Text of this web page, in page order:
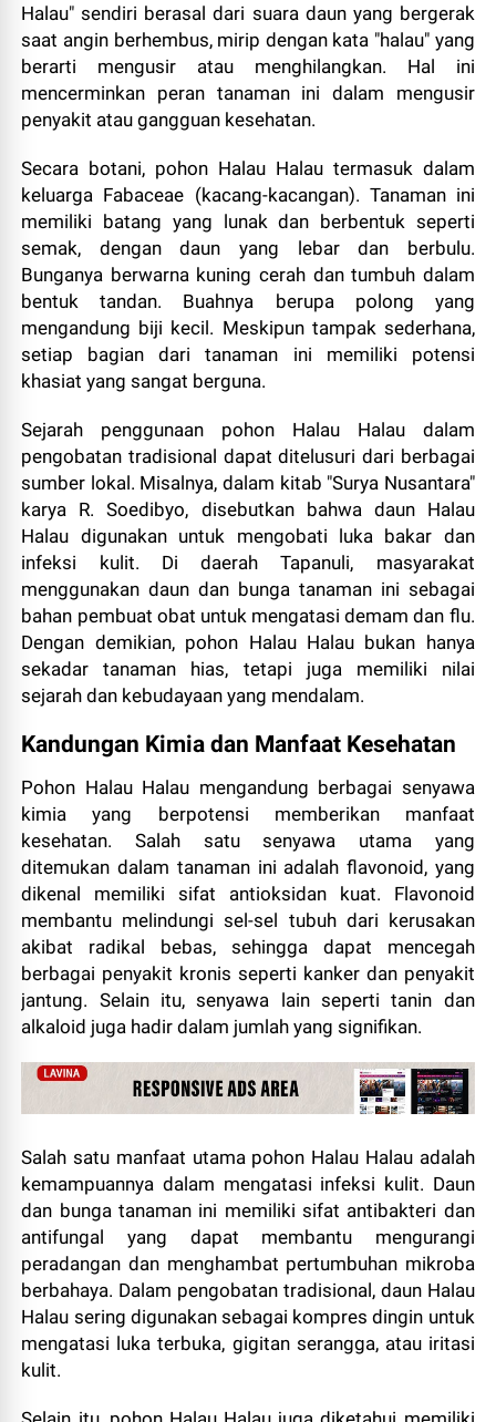
Halau" sendiri berasal dari suara daun yang bergerak
saat angin berhembus, mirip dengan kata "halau" yang
berarti mengusir atau menghilangkan. Hal ini
mencerminkan peran tanaman ini dalam mengusir
penyakit atau gangguan kesehatan.
Secara botani, pohon Halau Halau termasuk dalam
keluarga Fabaceae (kacang-kacangan). Tanaman ini
memiliki batang yang lunak dan berbentuk seperti
semak, dengan daun yang lebar dan berbulu.
Bunganya berwarna kuning cerah dan tumbuh dalam
bentuk tandan. Buahnya berupa polong yang
mengandung biji kecil. Meskipun tampak sederhana,
setiap bagian dari tanaman ini memiliki potensi
khasiat yang sangat berguna.
Sejarah penggunaan pohon Halau Halau dalam
pengobatan tradisional dapat ditelusuri dari berbagai
sumber lokal. Misalnya, dalam kitab "Surya Nusantara"
karya R. Soedibyo, disebutkan bahwa daun Halau
Halau digunakan untuk mengobati luka bakar dan
infeksi kulit. Di daerah Tapanuli, masyarakat
menggunakan daun dan bunga tanaman ini sebagai
bahan pembuat obat untuk mengatasi demam dan flu.
Dengan demikian, pohon Halau Halau bukan hanya
sekadar tanaman hias, tetapi juga memiliki nilai
sejarah dan kebudayaan yang mendalam.
Kandungan Kimia dan Manfaat Kesehatan
Pohon Halau Halau mengandung berbagai senyawa
kimia yang berpotensi memberikan manfaat
kesehatan. Salah satu senyawa utama yang
ditemukan dalam tanaman ini adalah flavonoid, yang
dikenal memiliki sifat antioksidan kuat. Flavonoid
membantu melindungi sel-sel tubuh dari kerusakan
akibat radikal bebas, sehingga dapat mencegah
berbagai penyakit kronis seperti kanker dan penyakit
jantung. Selain itu, senyawa lain seperti tanin dan
alkaloid juga hadir dalam jumlah yang signifikan.
Salah satu manfaat utama pohon Halau Halau adalah
kemampuannya dalam mengatasi infeksi kulit. Daun
dan bunga tanaman ini memiliki sifat antibakteri dan
antifungal yang dapat membantu mengurangi
peradangan dan menghambat pertumbuhan mikroba
berbahaya. Dalam pengobatan tradisional, daun Halau
Halau sering digunakan sebagai kompres dingin untuk
mengatasi luka terbuka, gigitan serangga, atau iritasi
kulit.